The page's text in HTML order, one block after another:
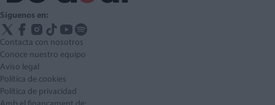
Síguenos en:
Contacta con nosotros
Conoce nuestro equipo
Aviso legal
Política de cookies
Política de privacidad